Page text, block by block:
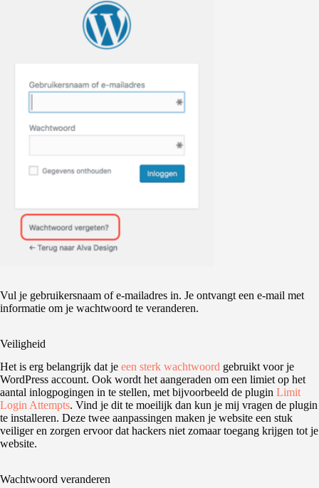
Vul je gebruikersnaam of e-mailadres in. Je ontvangt een e-mail met
informatie om je wachtwoord te veranderen.
Veiligheid
Het is erg belangrijk dat je een sterk wachtwoord gebruikt voor je
WordPress account. Ook wordt het aangeraden om een limiet op het
aantal inlogpogingen in te stellen, met bijvoorbeeld de plugin Limit
Login Attempts. Vind je dit te moeilijk dan kun je mij vragen de plugin
te installeren. Deze twee aanpassingen maken je website een stuk
veiliger en zorgen ervoor dat hackers niet zomaar toegang krijgen tot je
website.
Wachtwoord veranderen